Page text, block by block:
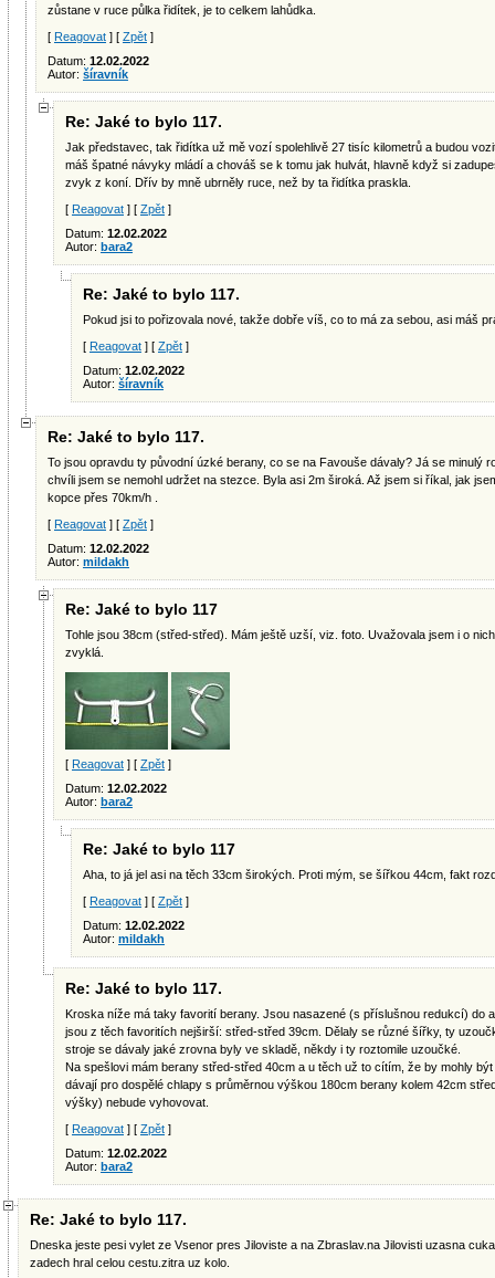
zůstane v ruce půlka řidítek, je to celkem lahůdka.
[ Reagovat ] [ Zpět ]
Datum: 12.02.2022
Autor: šíravník
Re: Jaké to bylo 117.
Jak představec, tak řidítka už mě vozí spolehlivě 27 tisíc kilometrů a budou
máš špatné návyky mládí a chováš se k tomu jak hulvát, hlavně když si
zvyk z koní. Dřív by mně ubrněly ruce, než by ta řidítka praskla.
[ Reagovat ] [ Zpět ]
Datum: 12.02.2022
Autor: bara2
Re: Jaké to bylo 117.
Pokud jsi to pořizovala nové, takže dobře víš, co to má za sebou, asi máš
[ Reagovat ] [ Zpět ]
Datum: 12.02.2022
Autor: šíravník
Re: Jaké to bylo 117.
To jsou opravdu ty původní úzké berany, co se na Favouše dávaly? Já se minulý
chvíli jsem se nemohl udržet na stezce. Byla asi 2m široká. Až jsem si říkal, jak
kopce přes 70km/h .
[ Reagovat ] [ Zpět ]
Datum: 12.02.2022
Autor: mildakh
Re: Jaké to bylo 117
Tohle jsou 38cm (střed-střed). Mám ještě uzší, viz. foto. Uvažovala jsem i o
zvyklá.
[ Reagovat ] [ Zpět ]
Datum: 12.02.2022
Autor: bara2
Re: Jaké to bylo 117
Aha, to já jel asi na těch 33cm širokých. Proti mým, se šířkou 44cm, fakt
[ Reagovat ] [ Zpět ]
Datum: 12.02.2022
Autor: mildakh
Re: Jaké to bylo 117.
Kroska níže má taky favorití berany. Jsou nasazené (s příslušnou redukcí) do
jsou z těch favoritích nejširší: střed-střed 39cm. Dělaly se různé šířky, ty
stroje se dávaly jaké zrovna byly ve skladě, někdy i ty roztomile uzoučké.
Na spešlovi mám berany střed-střed 40cm a u těch už to cítím, že by mohly
dávají pro dospělé chlapy s průměrnou výškou 180cm berany kolem 42cm
výšky) nebude vyhovovat.
[ Reagovat ] [ Zpět ]
Datum: 12.02.2022
Autor: bara2
Re: Jaké to bylo 117.
Dneska jeste pesi vylet ze Vsenor pres Jiloviste a na Zbraslav.na Jilovisti uzasna
zadech hral celou cestu.zitra uz kolo.